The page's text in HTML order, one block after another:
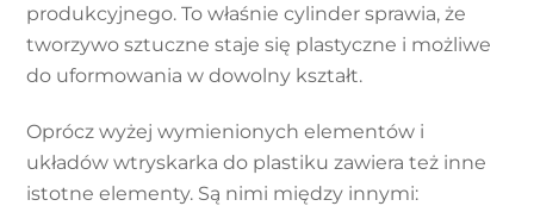
produkcyjnego. To właśnie cylinder sprawia, że
tworzywo sztuczne staje się plastyczne i możliwe
do uformowania w dowolny kształt.
Oprócz wyżej wymienionych elementów i
układów wtryskarka do plastiku zawiera też inne
istotne elementy. Są nimi między innymi: